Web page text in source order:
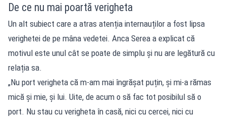
De ce nu mai poartă verigheta
Un alt subiect care a atras atenția internauților a fost lipsa
verighetei de pe mâna vedetei. Anca Serea a explicat că
motivul este unul cât se poate de simplu și nu are legătură cu
relația sa.
„Nu port verigheta că m-am mai îngrășat puțin, și mi-a rămas
mică și mie, și lui. Uite, de acum o să fac tot posibilul să o
port. Nu stau cu verigheta în casă, nici cu cercei, nici cu